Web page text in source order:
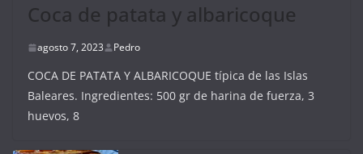
Coca de patata y albaricoque
agosto 7, 2023 Pedro
COCA DE PATATA Y ALBARICOQUE típica de las Islas
Baleares. Ingredientes: 500 gr de harina de fuerza, 3
huevos, 8